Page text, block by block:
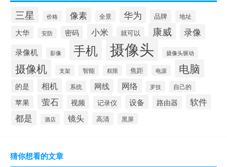
三星 价格 像素 全景 华为 品牌 地址
大华 安防 密码 小米 就可以 康威 录像
录像机 影像 手机 摄像头 摄像头驱动
摄像机 支架 智能 权限 焦距 电源 电脑
的是 相机 系统 网线 网络 罗技 自己的
苹果 萤石 视频 记录仪 设备 路由器
软件
都是
酒店 镜头 高清 黑屏
猜你想看的文章